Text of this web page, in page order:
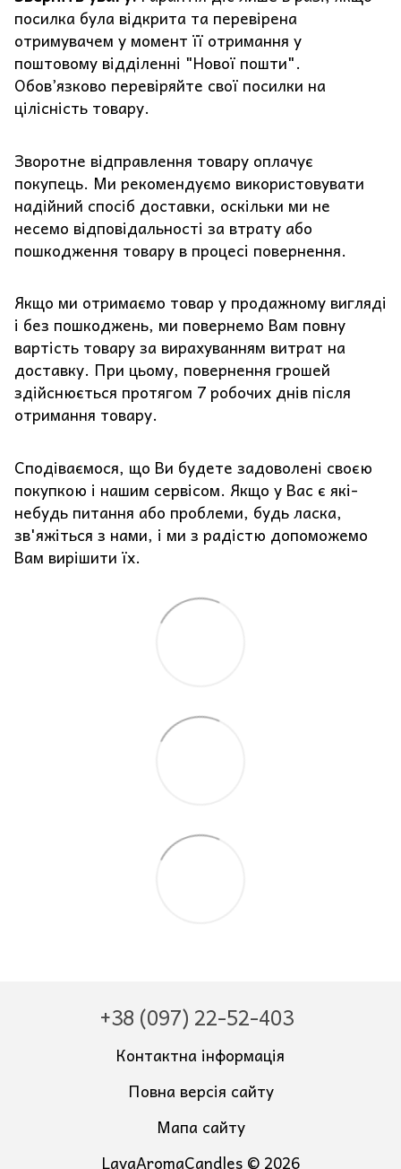
посилка була відкрита та перевірена
отримувачем у момент її отримання у
поштовому відділенні "Нової пошти".
Обов’язково перевіряйте свої посилки на
цілісність товару.
Зворотне відправлення товару оплачує
покупець. Ми рекомендуємо використовувати
надійний спосіб доставки, оскільки ми не
несемо відповідальності за втрату або
пошкодження товару в процесі повернення.
Якщо ми отримаємо товар у продажному вигляді
і без пошкоджень, ми повернемо Вам повну
вартість товару за вирахуванням витрат на
доставку. При цьому, повернення грошей
здійснюється протягом 7 робочих днів після
отримання товару.
Сподіваємося, що Ви будете задоволені своєю
покупкою і нашим сервісом. Якщо у Вас є які-
небудь питання або проблеми, будь ласка,
зв'яжіться з нами, і ми з радістю допоможемо
Вам вирішити їх.
+38 (097) 22-52-403
Контактна інформація
Повна версія сайту
Мапа сайту
LavaAromaCandles © 2026